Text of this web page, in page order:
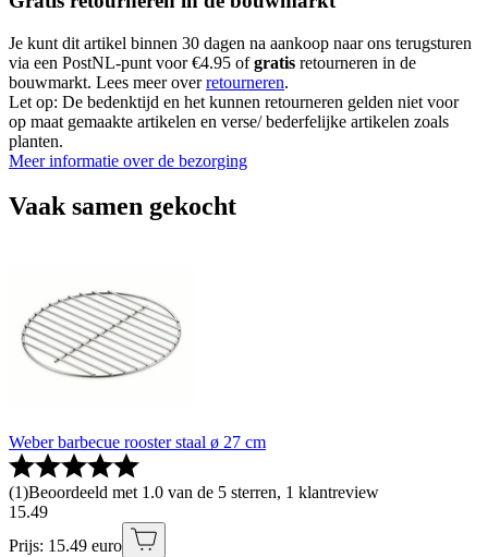
Je kunt dit artikel binnen 30 dagen na aankoop naar ons terugsturen
via een PostNL-punt voor €4.95 ofgratis retourneren in de
bouwmarkt. Lees meer overretourneren.
Let op: De bedenktijd en het kunnen retourneren gelden niet voor
op maat gemaakte artikelen en verse/ bederfelijke artikelen zoals
planten.
Meer informatie over de bezorging
Vaak samen gekocht
Weber barbecue rooster staal ø 27 cm
(1)Beoordeeld met 1.0 van de 5 sterren, 1 klantreview
15.49
Prijs: 15.49 euro